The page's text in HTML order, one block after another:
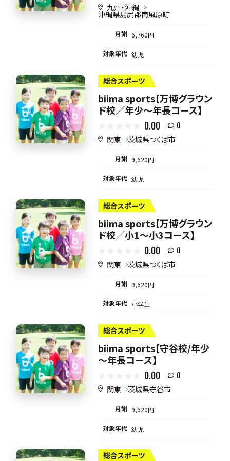
九州・沖縄
沖縄県島尻郡南風原町
月謝 6,760円
対象年代 幼児
総合スポーツ
biima sports【万博グラウン
ド校／年少～年長コース】
0.00 0
関東 茨城県つくば市
月謝 9,620円
対象年代 幼児
総合スポーツ
biima sports【万博グラウン
ド校／小1〜小3コース】
0.00 0
関東 茨城県つくば市
月謝 9,620円
対象年代 小学生
総合スポーツ
biima sports【守谷校/年少
～年長コース】
0.00 0
関東 茨城県守谷市
月謝 9,620円
対象年代 幼児
総合スポーツ